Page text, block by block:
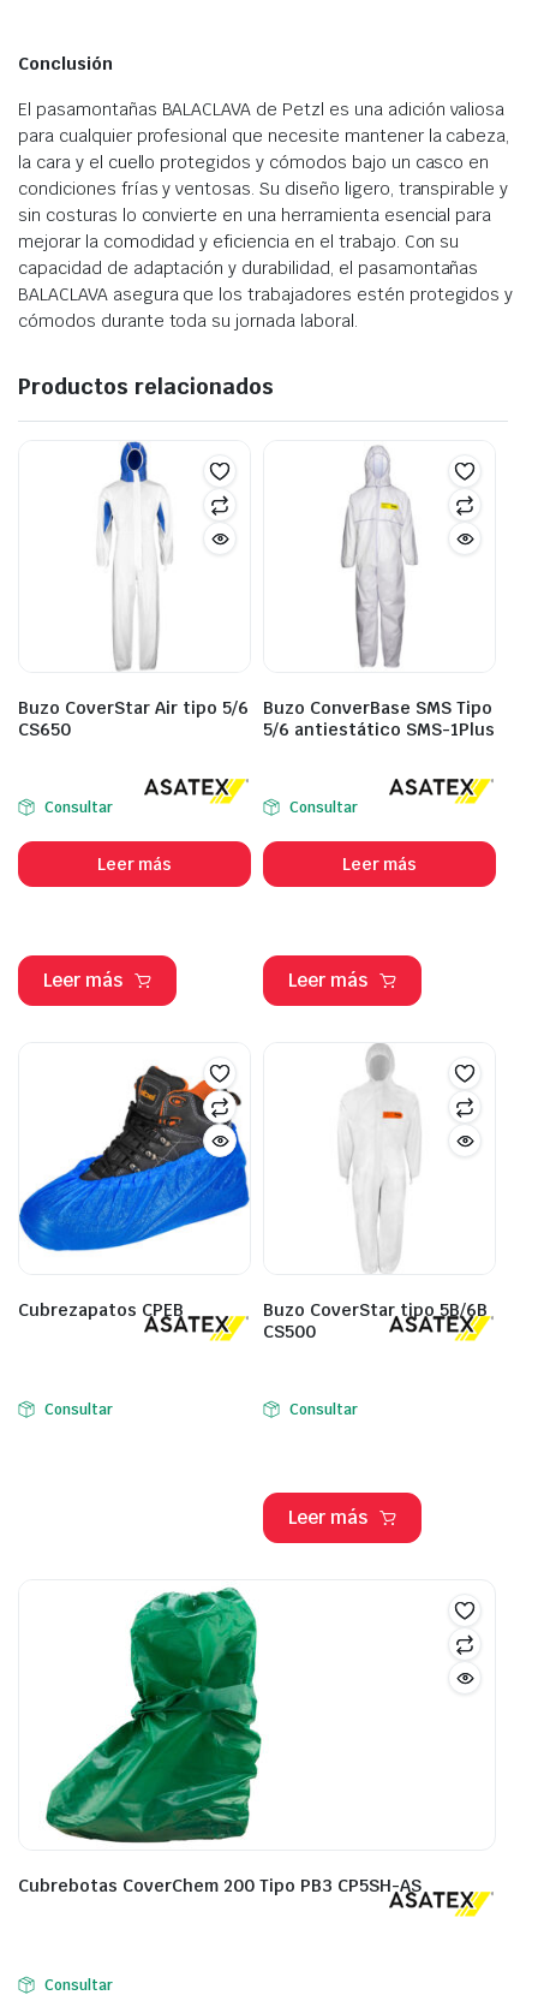
Conclusión
El pasamontañas BALACLAVA de Petzl es una adición valiosa
para cualquier profesional que necesite mantener la cabeza,
la cara y el cuello protegidos y cómodos bajo un casco en
condiciones frías y ventosas. Su diseño ligero, transpirable y
sin costuras lo convierte en una herramienta esencial para
mejorar la comodidad y eficiencia en el trabajo. Con su
capacidad de adaptación y durabilidad, el pasamontañas
BALACLAVA asegura que los trabajadores estén protegidos y
cómodos durante toda su jornada laboral.
Productos relacionados
Buzo CoverStar Air tipo 5/6
CS650
Consultar
Leer más
Leer más
Buzo ConverBase SMS Tipo
5/6 antiestático SMS-1Plus
Consultar
Leer más
Leer más
Cubrezapatos CPEB
Consultar
Buzo CoverStar tipo 5B/6B
CS500
Consultar
Leer más
Cubrebotas CoverChem 200 Tipo PB3 CP5SH-AS
Consultar